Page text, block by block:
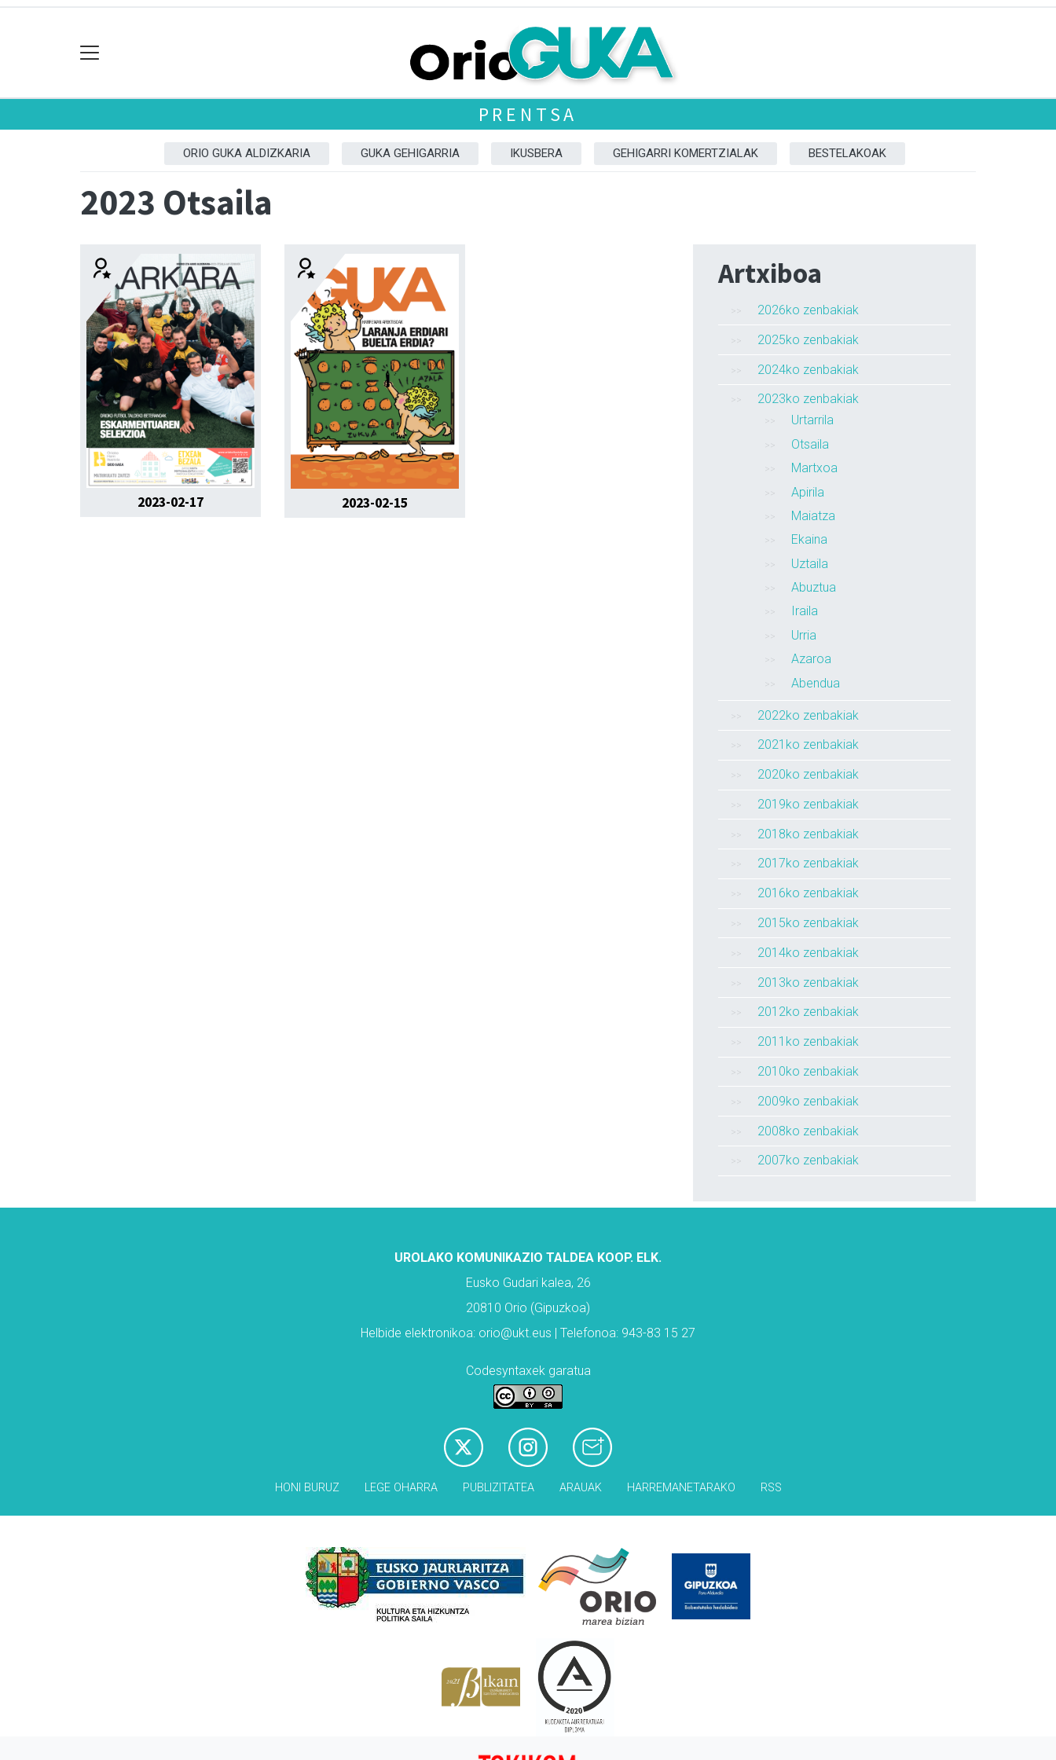
PRENTSA
ORIO GUKA ALDIZKARIA GUKA GEHIGARRIA IKUSBERA GEHIGARRI KOMERTZIALAK BESTELAKOAK
2023 Otsaila
2023-02-17 2023-02-15
Artxiboa
2026ko zenbakiak
2025ko zenbakiak
2024ko zenbakiak
2023ko zenbakiak
Urtarrila
Otsaila
Martxoa
Apirila
Maiatza
Ekaina
Uztaila
Abuztua
Iraila
Urria
Azaroa
Abendua
2022ko zenbakiak
2021ko zenbakiak
2020ko zenbakiak
2019ko zenbakiak
2018ko zenbakiak
2017ko zenbakiak
2016ko zenbakiak
2015ko zenbakiak
2014ko zenbakiak
2013ko zenbakiak
2012ko zenbakiak
2011ko zenbakiak
2010ko zenbakiak
2009ko zenbakiak
2008ko zenbakiak
2007ko zenbakiak
UROLAKO KOMUNIKAZIO TALDEA KOOP. ELK.
Eusko Gudari kalea, 26
20810 Orio (Gipuzkoa)
Helbide elektronikoa: orio@ukt.eus | Telefonoa: 943-83 15 27
Codesyntaxek garatua
HONI BURUZ LEGE OHARRA PUBLIZITATEA ARAUAK HARREMANETARAKO RSS